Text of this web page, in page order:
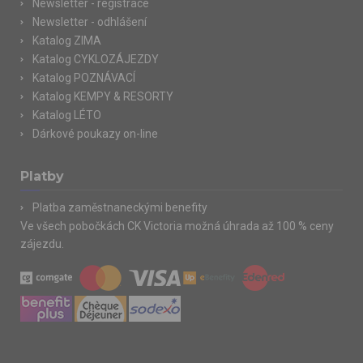
Newsletter - registrace
Newsletter - odhlášení
Katalog ZIMA
Katalog CYKLOZÁJEZDY
Katalog POZNÁVACÍ
Katalog KEMPY & RESORTY
Katalog LÉTO
Dárkové poukazy on-line
Platby
Platba zaměstnaneckými benefity
Ve všech pobočkách CK Victoria možná úhrada až 100 % ceny
zájezdu.